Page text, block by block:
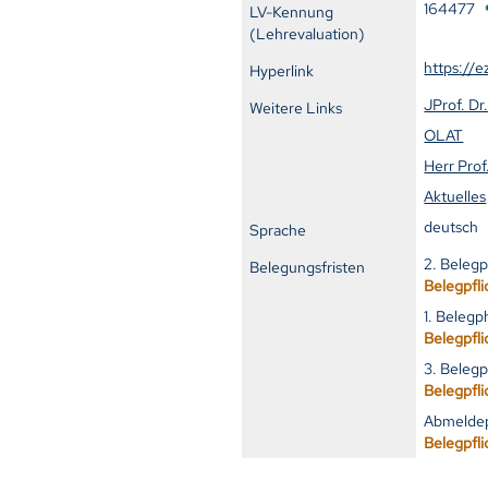
LV-Kennung
(Lehrevaluation)
164477
Hyperlink
https://
Weitere Links
JProf.
OLAT
Herr
Aktuelles
Sprache
deutsch
Belegungsfristen
2.
1.
3.